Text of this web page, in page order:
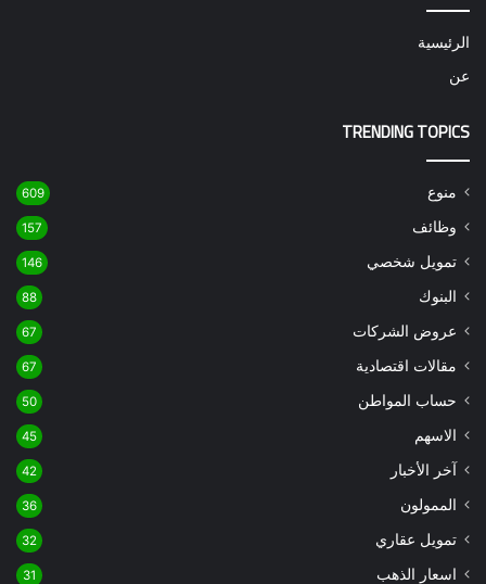
الرئيسية
عن
TRENDING TOPICS
منوع 609
وظائف 157
تمويل شخصي 146
البنوك 88
عروض الشركات 67
مقالات اقتصادية 67
حساب المواطن 50
الاسهم 45
آخر الأخبار 42
الممولون 36
تمويل عقاري 32
اسعار الذهب 31